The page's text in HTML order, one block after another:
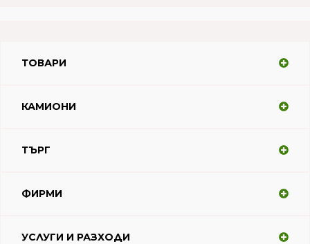
ТОВАРИ
КАМИОНИ
ТЪРГ
ФИРМИ
УСЛУГИ И РАЗХОДИ